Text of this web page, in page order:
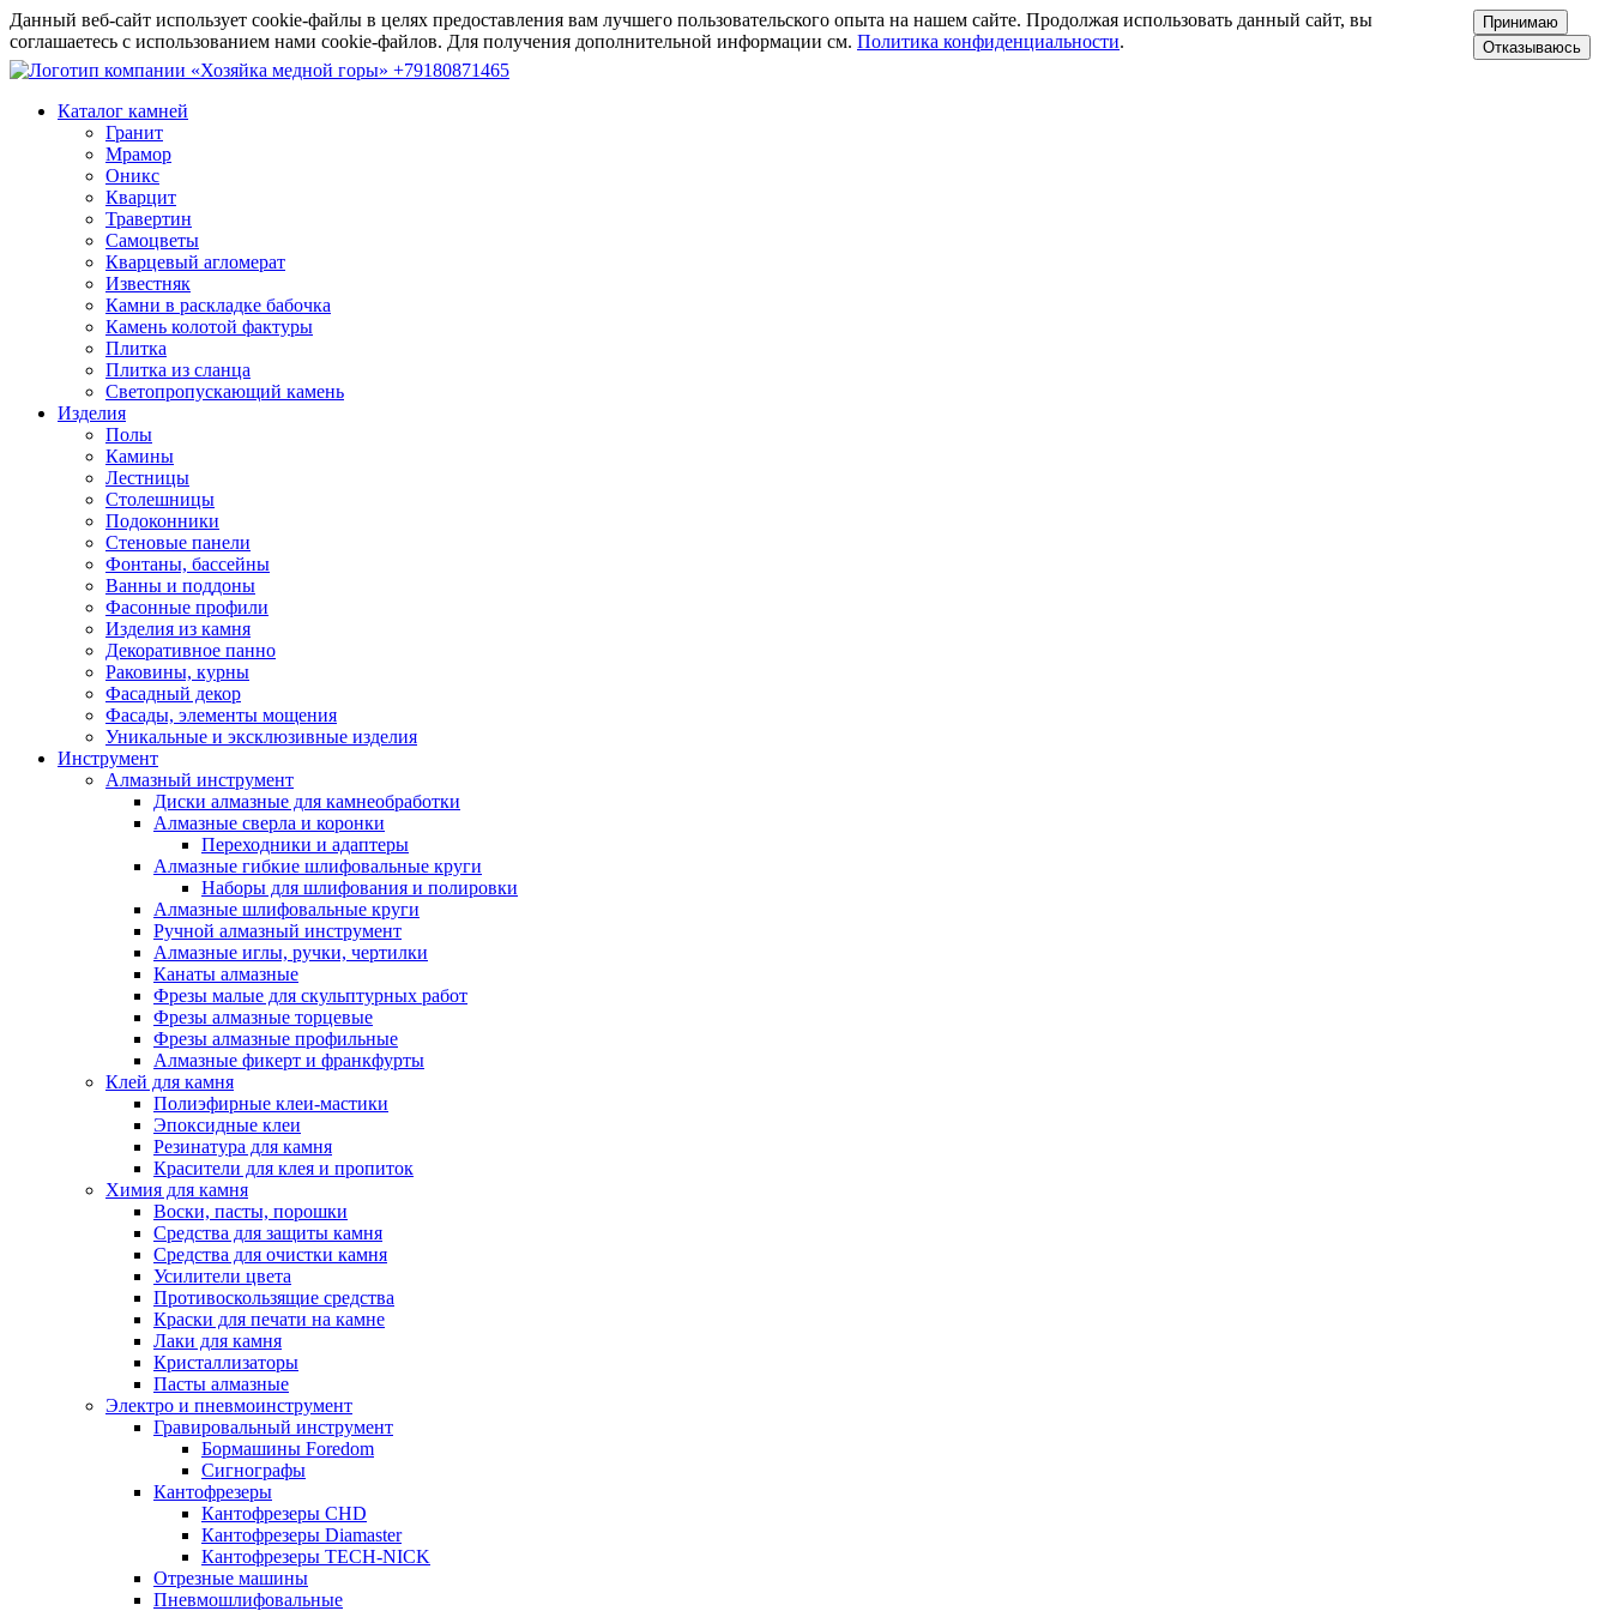
Данный веб-сайт использует cookie-файлы в целях предоставления вам лучшего пользовательского опыта на нашем сайте. Продолжая использовать данный сайт, вы
соглашаетесь с использованием нами cookie-файлов. Для получения дополнительной информации см. Политика конфиденциальности.
Принимаю
Отказываюсь
+79180871465
Каталог камней
Гранит
Мрамор
Оникс
Кварцит
Травертин
Самоцветы
Кварцевый агломерат
Известняк
Камни в раскладке бабочка
Камень колотой фактуры
Плитка
Плитка из сланца
Светопропускающий камень
Изделия
Полы
Камины
Лестницы
Столешницы
Подоконники
Стеновые панели
Фонтаны, бассейны
Ванны и поддоны
Фасонные профили
Изделия из камня
Декоративное панно
Раковины, курны
Фасадный декор
Фасады, элементы мощения
Уникальные и эксклюзивные изделия
Инструмент
Алмазный инструмент
Диски алмазные для камнеобработки
Алмазные сверла и коронки
Переходники и адаптеры
Алмазные гибкие шлифовальные круги
Наборы для шлифования и полировки
Алмазные шлифовальные круги
Ручной алмазный инструмент
Алмазные иглы, ручки, чертилки
Канаты алмазные
Фрезы малые для скульптурных работ
Фрезы алмазные торцевые
Фрезы алмазные профильные
Алмазные фикерт и франкфурты
Клей для камня
Полиэфирные клеи-мастики
Эпоксидные клеи
Резинатура для камня
Красители для клея и пропиток
Химия для камня
Воски, пасты, порошки
Средства для защиты камня
Средства для очистки камня
Усилители цвета
Противоскользящие средства
Краски для печати на камне
Лаки для камня
Кристаллизаторы
Пасты алмазные
Электро и пневмоинструмент
Гравировальный инструмент
Бормашины Foredom
Сигнографы
Кантофрезеры
Кантофрезеры CHD
Кантофрезеры Diamaster
Кантофрезеры TECH-NICK
Отрезные машины
Пневмошлифовальные